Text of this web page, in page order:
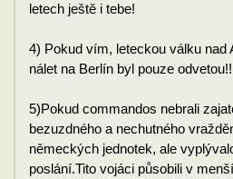
letech ještě i tebe!
4) Pokud vím, leteckou válku nad
nálet na Berlín byl pouze
5)Pokud commandos nebrali
bezuzdného a nechutného
německých jednotek, ale
poslání.Tito vojáci působili v